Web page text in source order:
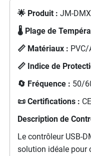
🌟 Produit : JM-
🌡️ Plage de
📏 Matériaux : PVC/
📏 Indice de
🔄 Fréquence : 50/
📜 Certifications :
Description de
Le contrôleur USB-
solution idéale pour